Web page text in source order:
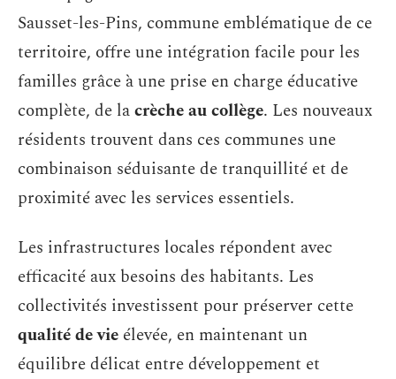
Sausset-les-Pins, commune emblématique de ce
territoire, offre une intégration facile pour les
familles grâce à une prise en charge éducative
complète, de lacrèche au collège. Les nouveaux
résidents trouvent dans ces communes une
combinaison séduisante de tranquillité et de
proximité avec les services essentiels.
Les infrastructures locales répondent avec
efficacité aux besoins des habitants. Les
collectivités investissent pour préserver cette
qualité de vie élevée, en maintenant un
équilibre délicat entre développement et